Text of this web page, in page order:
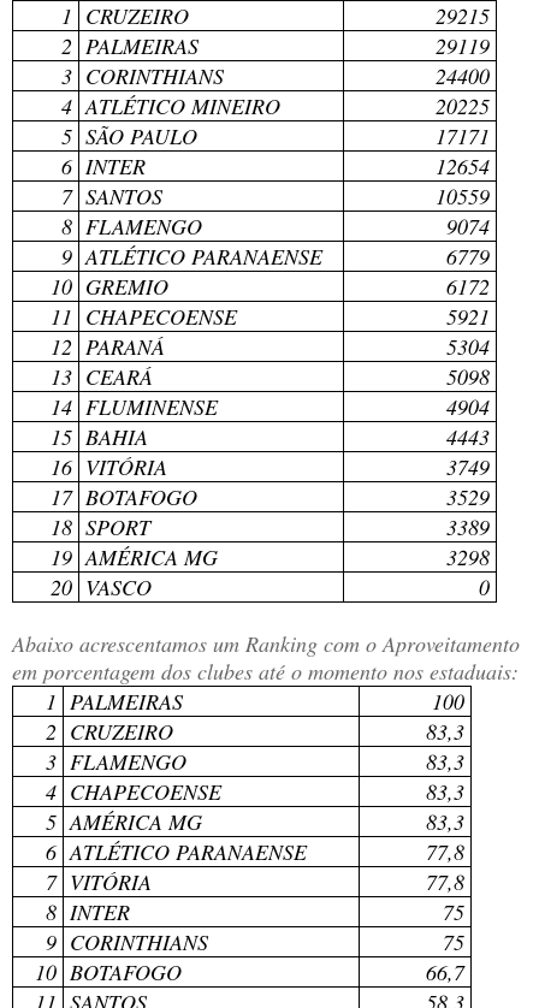
1 CRUZEIRO
29215
2 PALMEIRAS
29119
3 CORINTHIANS
24400
4 ATLÉTICO MINEIRO
20225
5 SÃO PAULO
17171
6 INTER
12654
7 SANTOS
10559
8 FLAMENGO
9074
9 ATLÉTICO PARANAENSE
6779
10 GREMIO
6172
11 CHAPECOENSE
5921
12 PARANÁ
5304
13 CEARÁ
5098
14 FLUMINENSE
4904
15 BAHIA
4443
16 VITÓRIA
3749
17 BOTAFOGO
3529
18 SPORT
3389
19 AMÉRICA MG
3298
20 VASCO
0
Abaixo acrescentamos um Ranking com o Aproveitamento
em porcentagem dos clubes até o momento nos estaduais:
1 PALMEIRAS
100
2 CRUZEIRO
83,3
3 FLAMENGO
83,3
4 CHAPECOENSE
83,3
5 AMÉRICA MG
83,3
6 ATLÉTICO PARANAENSE
77,8
7 VITÓRIA
77,8
8 INTER
75
9 CORINTHIANS
75
10 BOTAFOGO
66,7